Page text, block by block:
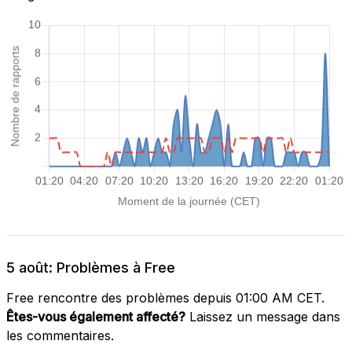
5 août: Problèmes à Free
Free rencontre des problèmes depuis 01:00 AM CET.
Êtes-vous également affecté? Laissez un message dans
les commentaires.